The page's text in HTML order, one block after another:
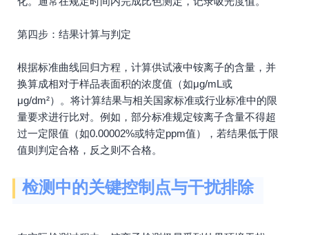
第四步：结果计算与判定
根据标准曲线回归方程，计算供试液中铵离子的含量，并
换算成相对于样品表面积的浓度值（如μg/mL或
μg/dm²）。将计算结果与相关国家标准或行业标准中的限
量要求进行比对。例如，部分标准规定铵离子含量不得超
过一定限值（如0.00002%或特定ppm值），若结果低于限
值则判定合格，反之则不合格。
检测中的关键控制点与干扰排除